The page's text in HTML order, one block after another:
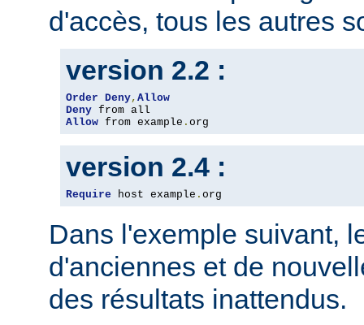
d'accès, tous les autres
version 2.2 :
Order Deny, Allow
Deny
Allow from example . org
version 2.4 :
Require host example . org
Dans l'exemple suivant,
d'anciennes et de
des résultats inattendus.